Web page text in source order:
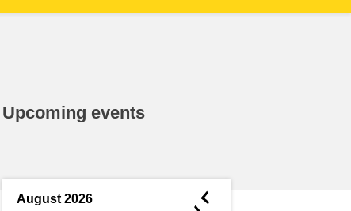
connaissances
Upcoming events
August 2026 ◄